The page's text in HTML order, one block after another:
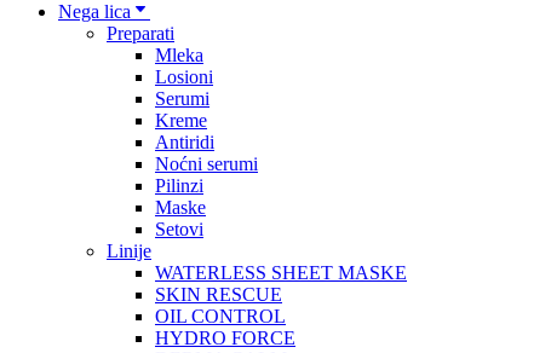
Nega lica
Preparati
Mleka
Losioni
Serumi
Kreme
Antiridi
Noćni serumi
Pilinzi
Maske
Setovi
Linije
WATERLESS SHEET MASKE
SKIN RESCUE
OIL CONTROL
HYDRO FORCE